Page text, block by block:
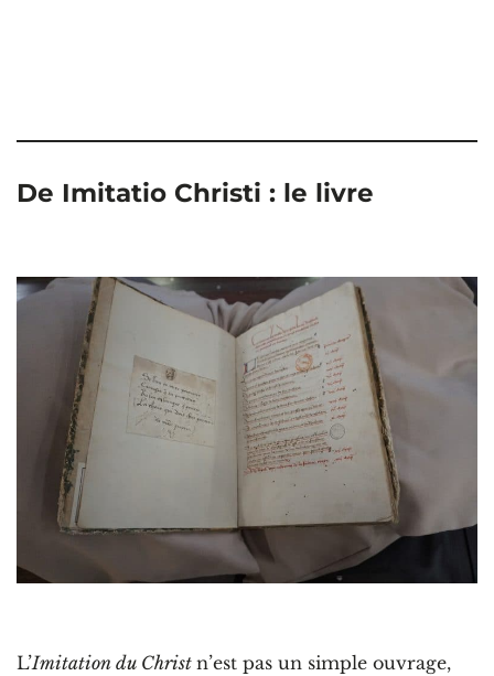
De Imitatio Christi : le livre
L’Imitation du Christ n’est pas un simple ouvrage,